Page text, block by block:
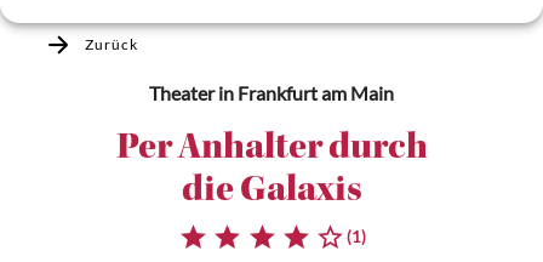
Zurück
Theaterin Frankfurt am Main
Per Anhalter durch
die Galaxis
(1)